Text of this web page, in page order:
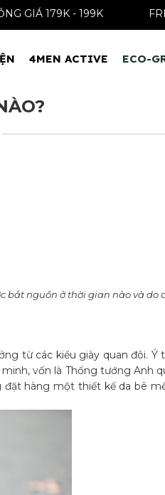
| ĐỒNG GIÁ 179K - 199K
4MEN ACTIVE ECO-
bắt nguồn ở thời gian nào và do
từ các kiểu giày quan đôi. Ý
vốn là Thống tướng Anh
hàng một thiết kế da bê